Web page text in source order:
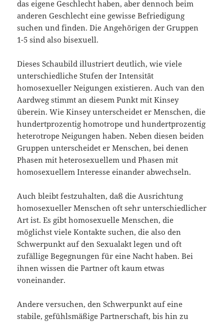
das eigene Geschlecht haben, aber dennoch beim
anderen Geschlecht eine gewisse Befriedigung
suchen und finden. Die Angehörigen der Gruppen
1-5 sind also bisexuell.
Dieses Schaubild illustriert deutlich, wie viele
unterschiedliche Stufen der Intensität
homosexueller Neigungen existieren. Auch van den
Aardweg stimmt an diesem Punkt mit Kinsey
überein. Wie Kinsey unterscheidet er Menschen, die
hundertprozentig homotrope und hundertprozentig
heterotrope Neigungen haben. Neben diesen beiden
Gruppen unterscheidet er Menschen, bei denen
Phasen mit heterosexuellem und Phasen mit
homosexuellem Interesse einander abwechseln.
Auch bleibt festzuhalten, daß die Ausrichtung
homosexueller Menschen oft sehr unterschiedlicher
Art ist. Es gibt homosexuelle Menschen, die
möglichst viele Kontakte suchen, die also den
Schwerpunkt auf den Sexualakt legen und oft
zufällige Begegnungen für eine Nacht haben. Bei
ihnen wissen die Partner oft kaum etwas
voneinander.
Andere versuchen, den Schwerpunkt auf eine
stabile, gefühlsmäßige Partnerschaft, bis hin zu